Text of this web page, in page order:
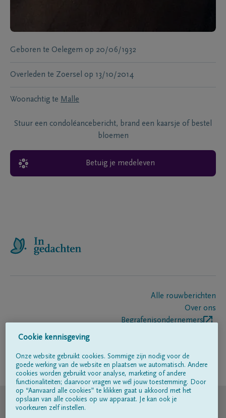
Geboren te Oelegem op 20/06/1932
Overleden te Zoersel op 13/10/2014
Woonachtig te Malle
Stuur een condoléancebericht, brand een kaarsje of bestel
bloemen
Betuig je medeleven
Alle rouwberichten
Over ons
Begrafenisondernemers
Volg ons op
© DELA
Cookie kennisgeving
Onze website gebruikt cookies. Sommige zijn nodig voor de
goede werking van de website en plaatsen we automatisch. Andere
cookies worden gebruikt voor analyse, marketing of andere
functionaliteiten; daarvoor vragen we wél jouw toestemming. Door
op “Aanvaard alle cookies” te klikken gaat u akkoord met het
opslaan van alle cookies op uw apparaat. Je kan ook je
voorkeuren zelf instellen.